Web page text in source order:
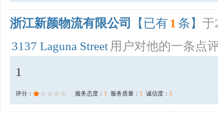
浙江新颜物流有限公司 【已有 1 条】 于
3137 Laguna Street 用户对他的一条点
1
评分： 服务态度： 1 服务质量： 1 诚信度： 1